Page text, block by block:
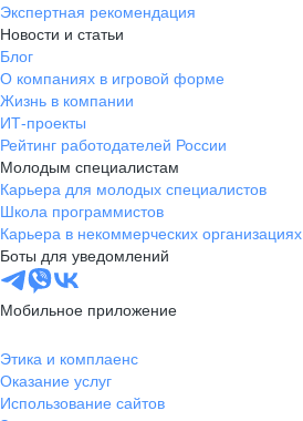
Экспертная рекомендация
Новости и статьи
Блог
О компаниях в игровой форме
Жизнь в компании
ИТ-проекты
Рейтинг работодателей России
Молодым специалистам
Карьера для молодых специалистов
Школа программистов
Карьера в некоммерческих организациях
Боты для уведомлений
Мобильное приложение
Этика и комплаенс
Оказание услуг
Использование сайтов